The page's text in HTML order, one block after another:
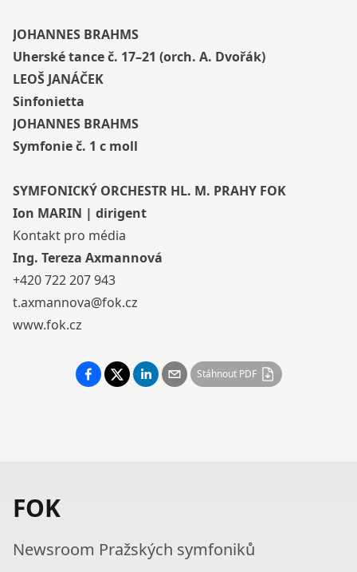
JOHANNES BRAHMS
Uherské tance č. 17–21 (orch. A. Dvořák)
LEOŠ JANÁČEK
Sinfonietta
JOHANNES BRAHMS
Symfonie č. 1 c moll
SYMFONICKÝ ORCHESTR HL. M. PRAHY FOK
Ion MARIN | dirigent
Kontakt pro média
Ing. Tereza Axmannová
+420 722 207 943
t.axmannova@fok.cz
www.fok.cz
Stáhnout PDF
FOK
Newsroom Pražských symfoniků